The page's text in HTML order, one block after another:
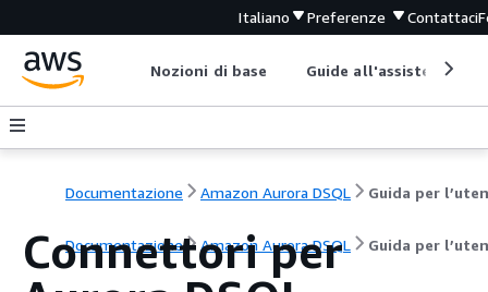
Italiano Preferenze Contattaci
Nozioni di base Guide all'assistenza
Documentazione Amazon Aurora DSQL Guida per
Documentazione Amazon Aurora DSQL Guida per
Connettori per